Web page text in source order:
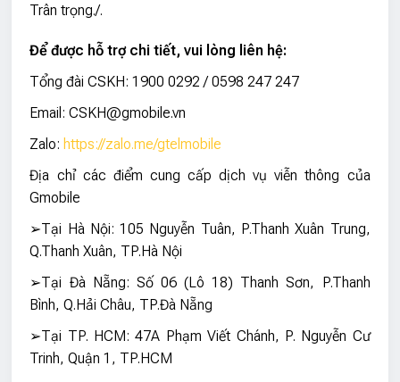
Trân trọng./.
Để được hỗ trợ chi tiết, vui lòng liên hệ:
Tổng đài CSKH: 1900 0292 / 0598 247 247
Email: CSKH@gmobile.vn
Zalo: https://zalo.me/gtelmobile
Địa chỉ các điểm cung cấp dịch vụ viễn thông của
Gmobile
➢Tại Hà Nội: 105 Nguyễn Tuân, P.Thanh Xuân Trung,
Q.Thanh Xuân, TP.Hà Nội
➢Tại Đà Nẵng: Số 06 (Lô 18) Thanh Sơn, P.Thanh
Bình, Q.Hải Châu, TP.Đà Nẵng
➢Tại TP. HCM: 47A Phạm Viết Chánh, P. Nguyễn Cư
Trinh, Quận 1, TP.HCM